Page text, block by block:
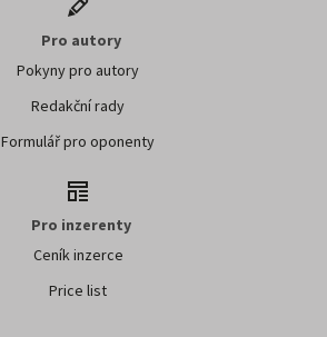
Pro autory
Pokyny pro autory
Redakční rady
Formulář pro oponenty
Pro inzerenty
Ceník inzerce
Price list